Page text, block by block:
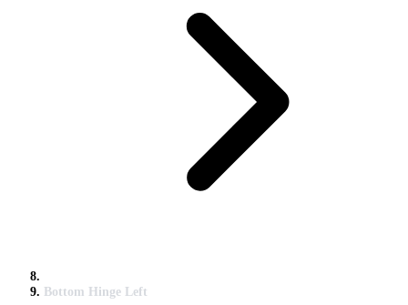
Bottom Hinge Left